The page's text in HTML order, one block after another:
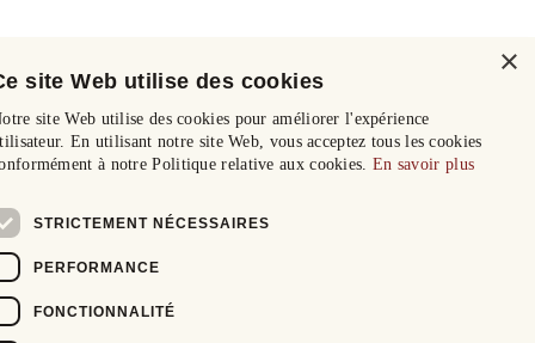
×
site Web utilise des cookies
site Web utilise des cookies pour améliorer l'expérience
En utilisant notre site Web, vous acceptez tous les cookies
à notre Politique relative aux cookies. En savoir plus
STRICTEMENT NÉCESSAIRES
PERFORMANCE
FONCTIONNALITÉ